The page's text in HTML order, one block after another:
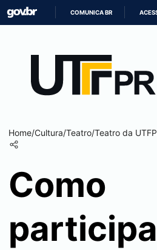
COMUNICA BR
Home/Cultura/Teatro/Teatro da
Como